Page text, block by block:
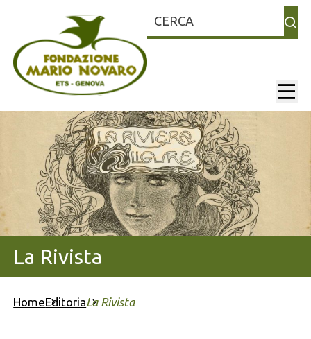
La Rivista
HomeEditoriaLa Rivista